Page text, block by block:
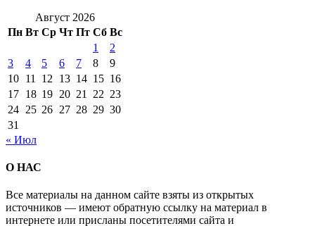
Август 2026
Пн Вт Ср Чт Пт Сб Вс
1
2
3
4 5 6 7 8
9
10 11 12 13 14 15 16
17 18 19 20 21 22 23
24 25 26 27 28 29 30
31
« Июл
О НАС
Все материалы на данном сайте взяты из открытых
источников — имеют обратную ссылку на материал в
интернете или присланы посетителями сайта и